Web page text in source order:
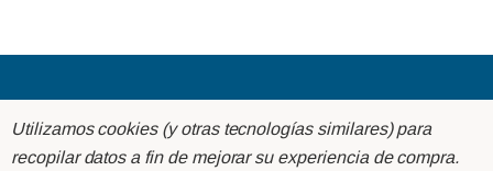
Acerca de
Utilizamos cookies (y otras tecnologías similares) para
recopilar datos a fin de mejorar su experiencia de compra.